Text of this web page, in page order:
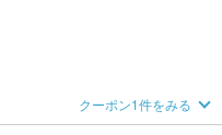
クーポン1件をみる